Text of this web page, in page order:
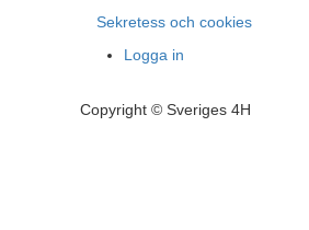
Sekretess och cookies
Logga in
Copyright © Sveriges 4H